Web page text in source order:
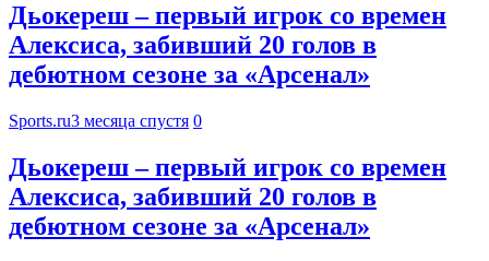
Дьокереш – первый игрок со времен
Алексиса, забивший 20 голов в
дебютном сезоне за «Арсенал»
Sports.ru3 месяца спустя 0
Дьокереш – первый игрок со времен
Алексиса, забивший 20 голов в
дебютном сезоне за «Арсенал»